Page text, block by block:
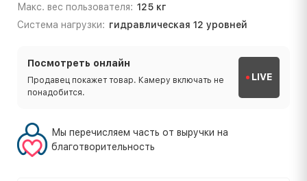
Макс. вес пользователя: 125 кг
Система нагрузки: гид­рав­ли­че­ская 12 уров­ней
Посмотреть онлайн
Продавец покажет товар. Камеру включать не
понадобится.
LIVE
Мы перечисляем часть от выручки на
благотворительность